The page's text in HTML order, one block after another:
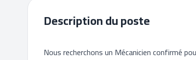
Description du poste
Nous recherchons un Mécanicien confirmé